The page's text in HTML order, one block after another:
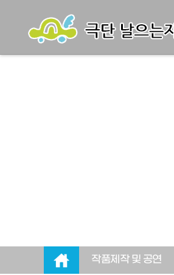
작품제작 및 공연